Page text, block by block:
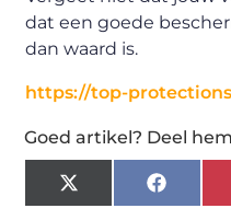
dat een goede
dan waard is.
https://top-
Goed artikel? Deel
X
(Twitter)